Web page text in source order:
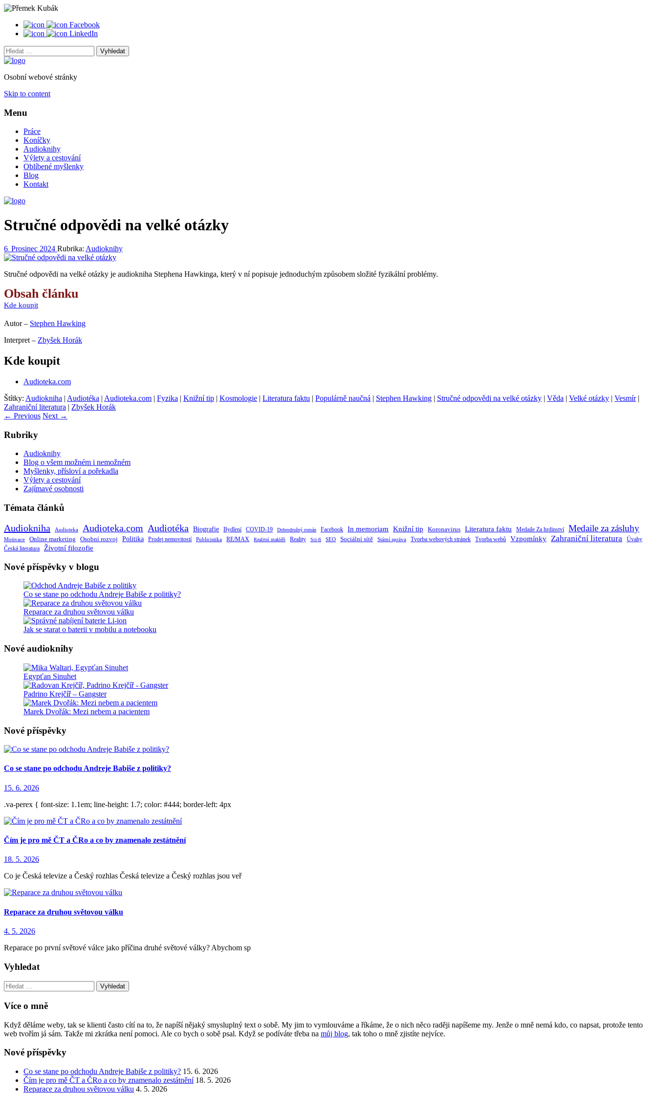
Facebook
LinkedIn
Vyhledat:
Osobní webové stránky
Skip to content
Menu
Práce
Koníčky
Audioknihy
Výlety a cestování
Oblíbené myšlenky
Blog
Kontakt
Stručné odpovědi na velké otázky
6. Prosinec 2024 Rubrika: Audioknihy
Stručné odpovědi na velké otázky je audiokniha Stephena Hawkinga, který v ní popisuje jednoduchým způsobem složité fyzikální problémy.
Obsah článku
Kde koupit
Autor – Stephen Hawking
Interpret – Zbyšek Horák
Kde koupit
Audioteka.com
Štítky: Audiokniha | Audiotéka | Audioteka.com | Fyzika | Knižní tip | Kosmologie | Literatura faktu | Populárně naučná | Stephen Hawking | Stručné odpovědi na velké otázky | Věda | Velké otázky | Vesmír|
Zahraniční literatura | Zbyšek Horák
← Previous Next →
Rubriky
Audioknihy
Blog o všem možném i nemožném
Myšlenky, přísloví a pořekadla
Výlety a cestování
Zajímavé osobnosti
Témata článků
Audiokniha Audioteka Audioteka.com Audiotéka Biografie Bydlení COVID-19 Dobrodružný román Facebook In memoriam Knižní tip Koronavirus Literatura faktu Medaile Za hrdinství Medaile za zásluhy
Motivace Online marketing Osobní rozvoj Politika Prodej nemovitostí Publicistika RE/MAX Realitní makléři Reality Sci-fi SEO Sociální sítě Státní správa Tvorba webových stránek Tvorba webů Vzpomínky Zahraniční literatura Úvahy
Česká literatura Životní filozofie
Nové příspěvky v blogu
Co se stane po odchodu Andreje Babiše z politiky?
Reparace za druhou světovou válku
Jak se starat o baterii v mobilu a notebooku
Nové audioknihy
Egypťan Sinuhet
Padrino Krejčíř – Gangster
Marek Dvořák: Mezi nebem a pacientem
Nové příspěvky
Co se stane po odchodu Andreje Babiše z politiky?
15. 6. 2026
.va-perex { font-size: 1.1em; line-height: 1.7; color: #444; border-left: 4px
Čím je pro mě ČT a ČRo a co by znamenalo zestátnění
18. 5. 2026
Co je Česká televize a Český rozhlas Česká televize a Český rozhlas jsou veř
Reparace za druhou světovou válku
4. 5. 2026
Reparace po první světové válce jako příčina druhé světové války? Abychom sp
Vyhledat
Vyhledat:
Více o mně
Když děláme weby, tak se klienti často cítí na to, že napíší nějaký smysluplný text o sobě. My jim to vymlouváme a říkáme, že o nich něco raději napíšeme my. Jenže o mně nemá kdo, co napsat, protože tento
web tvořím já sám. Takže mi zkrátka není pomoci. Ale co bych o sobě psal. Když se podíváte třeba na můj blog, tak toho o mně zjistíte nejvíce.
Nové příspěvky
Co se stane po odchodu Andreje Babiše z politiky? 15. 6. 2026
Čím je pro mě ČT a ČRo a co by znamenalo zestátnění 18. 5. 2026
Reparace za druhou světovou válku 4. 5. 2026